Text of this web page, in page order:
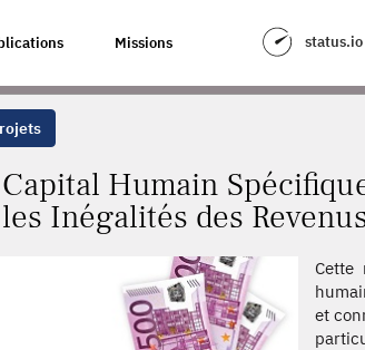
Missions status.io
SUR LE CHÔMAGE ET LES INÉGALITÉS DES
Humain
Inégalités des
et